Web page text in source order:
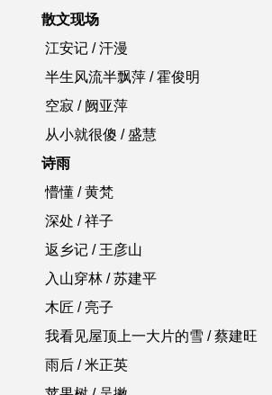
散文现场
江安记 / 汗漫
半生风流半飘萍 / 霍俊明
空寂 / 阙亚萍
从小就很傻 / 盛慧
诗雨
懵懂 / 黄梵
深处 / 祥子
返乡记 / 王彦山
入山穿林 / 苏建平
木匠 / 亮子
我看见屋顶上一大片的雪 / 蔡建旺
雨后 / 米正英